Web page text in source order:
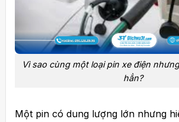
Vì sao cùng một loại pin xe điện
hẳn?
Một pin có dung lượng lớn nhưng